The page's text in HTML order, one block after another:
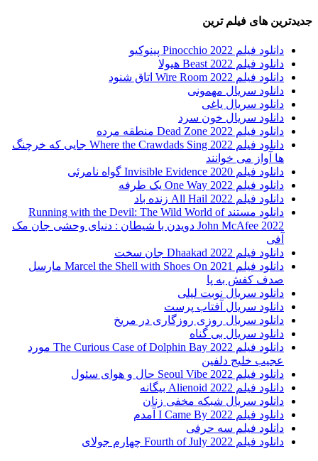
جدیدترین های فیلم ترین
دانلود فیلم Pinocchio 2022 پینوکیو
دانلود فیلم Beast 2022 هیولا
دانلود فیلم Wire Room 2022 اتاق شنود
دانلود سریال مهمونی
دانلود سریال یاغی
دانلود سریال خون سرد
دانلود فیلم 2022 Dead Zone منطقه مرده
دانلود فیلم Where the Crawdads Sing 2022 جایی که خرچنگ
ها آواز می خوانند
دانلود فیلم 2020 Invisible Evidence گواه نامرئی
دانلود فیلم One Way 2022 یک طرفه
دانلود فیلم All Hail 2022 زنده باد
دانلود مستند Running with the Devil: The Wild World of
John McAfee 2022 دویدن با شیطان : دنیای وحشی جان مک
آفی
دانلود فیلم Dhaakad 2022 جان سخت
دانلود فیلم Marcel the Shell with Shoes On 2021 مارسل
صدف کفش به پا
دانلود سریال نوبت لیلی
دانلود سریال آفتاب پرست
دانلود سریال روزی روزگاری در مریخ
دانلود سریال بی گناه
دانلود فیلم The Curious Case of Dolphin Bay 2022 مورد
عجیب خلیج دلفین
دانلود فیلم Seoul Vibe 2022 حال و هوای سئول
دانلود فیلم Alienoid 2022 بیگانه
دانلود سریال شبکه مخفی زنان
دانلود فیلم I Came By 2022 آمدم
دانلود فیلم سه حرفی
دانلود فیلم Fourth of July 2022 چهارم جولای